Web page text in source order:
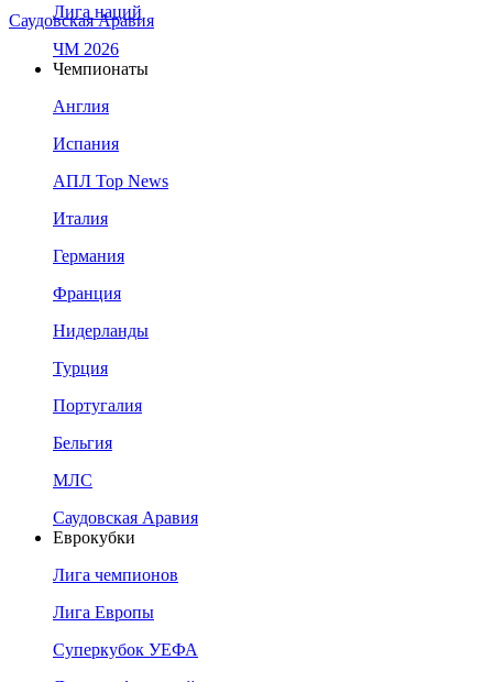
Саудовская Аравия
Лига наций
ЧМ 2026
Чемпионаты
Англия
Испания
АПЛ Top News
Италия
Германия
Франция
Нидерланды
Турция
Португалия
Бельгия
МЛС
Саудовская Аравия
Еврокубки
Лига чемпионов
Лига Европы
Суперкубок УЕФА